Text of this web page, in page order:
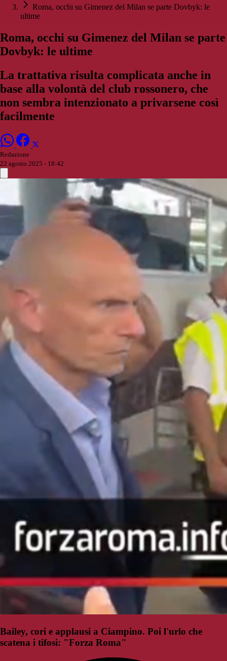
Roma, occhi su Gimenez del Milan se parte Dovbyk: le
ultime
Roma, occhi su Gimenez del Milan se parte
Dovbyk: le ultime
La trattativa risulta complicata anche in
base alla volontà del club rossonero, che
non sembra intenzionato a privarsene così
facilmente
Redazione
22 agosto 2025 - 18:42
Bailey, cori e applausi a Ciampino. Poi l'urlo che
scatena i tifosi: "Forza Roma"